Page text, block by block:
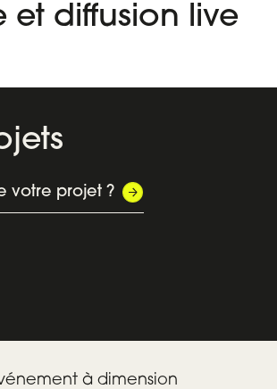
et diffusion live
votre projet ?
50 ans d’un grand
GROUPE LE DUFF
à dimension